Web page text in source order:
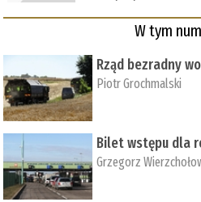
W tym
Rząd bezradny
Piotr Grochmalski
Bilet wstępu dla
Grzegorz